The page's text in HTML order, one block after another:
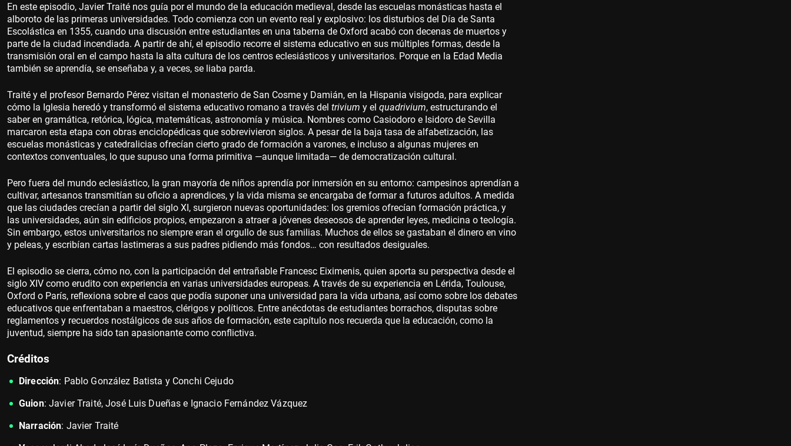
En este episodio, Javier Traité nos guía por el mundo de la educación medieval, desde las escuelas monásticas hasta el
alboroto de las primeras universidades. Todo comienza con un evento real y explosivo: los disturbios del Día de Santa
Escolástica en 1355, cuando una discusión entre estudiantes en una taberna de Oxford acabó con decenas de muertos y
parte de la ciudad incendiada. A partir de ahí, el episodio recorre el sistema educativo en sus múltiples formas, desde la
transmisión oral en el campo hasta la alta cultura de los centros eclesiásticos y universitarios. Porque en la Edad Media
también se aprendía, se enseñaba y, a veces, se liaba parda.
Traité y el profesor Bernardo Pérez visitan el monasterio de San Cosme y Damián, en la Hispania visigoda, para explicar
cómo la Iglesia heredó y transformó el sistema educativo romano a través del trivium y el quadrivium, estructurando el
saber en gramática, retórica, lógica, matemáticas, astronomía y música. Nombres como Casiodoro e Isidoro de Sevilla
marcaron esta etapa con obras enciclopédicas que sobrevivieron siglos. A pesar de la baja tasa de alfabetización, las
escuelas monásticas y catedralicias ofrecían cierto grado de formación a varones, e incluso a algunas mujeres en
contextos conventuales, lo que supuso una forma primitiva —aunque limitada— de democratización cultural.
Pero fuera del mundo eclesiástico, la gran mayoría de niños aprendía por inmersión en su entorno: campesinos aprendían a
cultivar, artesanos transmitían su oficio a aprendices, y la vida misma se encargaba de formar a futuros adultos. A medida
que las ciudades crecían a partir del siglo XI, surgieron nuevas oportunidades: los gremios ofrecían formación práctica, y
las universidades, aún sin edificios propios, empezaron a atraer a jóvenes deseosos de aprender leyes, medicina o teología.
Sin embargo, estos universitarios no siempre eran el orgullo de sus familias. Muchos de ellos se gastaban el dinero en vino
y peleas, y escribían cartas lastimeras a sus padres pidiendo más fondos… con resultados desiguales.
El episodio se cierra, cómo no, con la participación del entrañable Francesc Eiximenis, quien aporta su perspectiva desde el
siglo XIV como erudito con experiencia en varias universidades europeas. A través de su experiencia en Lérida, Toulouse,
Oxford o París, reflexiona sobre el caos que podía suponer una universidad para la vida urbana, así como sobre los debates
educativos que enfrentaban a maestros, clérigos y políticos. Entre anécdotas de estudiantes borrachos, disputas sobre
reglamentos y recuerdos nostálgicos de sus años de formación, este capítulo nos recuerda que la educación, como la
juventud, siempre ha sido tan apasionante como conflictiva.
Créditos
Dirección: Pablo González Batista y Conchi Cejudo
Guion: Javier Traité, José Luis Dueñas e Ignacio Fernández Vázquez
Narración: Javier Traité